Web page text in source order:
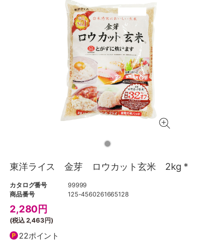
東洋ライス 金芽 ロウカット玄米 2kg *
カタログ番号
99999
商品番号
125-4560261665128
2,280 円
(税込2,463円)
22ポイント